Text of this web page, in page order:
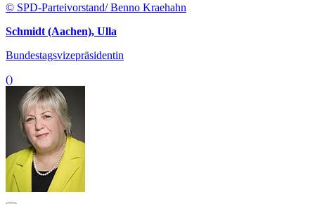
© SPD-Parteivorstand/ Benno Kraehahn
Schmidt (Aachen), Ulla
Bundestagsvizepräsidentin
()